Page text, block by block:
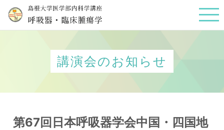
講演会のお知らせ
第67回日本呼吸器学会中国・四国地